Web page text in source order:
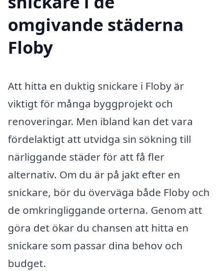
omgivande städerna
Floby
Att hitta en duktig snickare i Floby är
viktigt för många byggprojekt och
renoveringar. Men ibland kan det vara
fördelaktigt att utvidga sin sökning till
närliggande städer för att få fler
alternativ. Om du är på jakt efter en
snickare, bör du överväga både Floby och
de omkringliggande orterna. Genom att
göra det ökar du chansen att hitta en
snickare som passar dina behov och
budget.